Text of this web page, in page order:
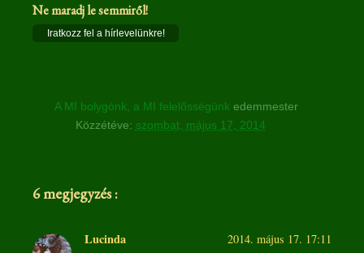
Ne maradj le semmiről!
Iratkozz fel a hírlevelünkre!
A MI bolygónk, a MI felelősségünk edemmester
Közzétéve: szombat, május 17, 2014
6 megjegyzés :
Lucinda
2014. május 17. 17:11